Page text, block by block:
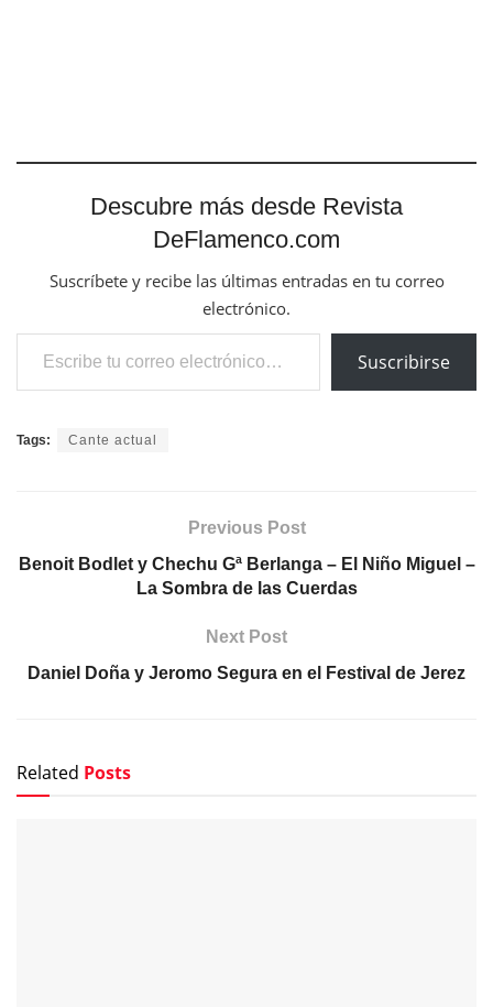
Descubre más desde Revista
DeFlamenco.com
Suscríbete y recibe las últimas entradas en tu correo
electrónico.
Escribe tu correo electrónico…
Suscribirse
Tags: Cante actual
Previous Post
Benoit Bodlet y Chechu Gª Berlanga – El Niño Miguel –
La Sombra de las Cuerdas
Next Post
Daniel Doña y Jeromo Segura en el Festival de Jerez
Related Posts